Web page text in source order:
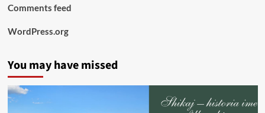
Comments feed
WordPress.org
You may have missed